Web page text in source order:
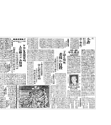
사진출처: 동아일보